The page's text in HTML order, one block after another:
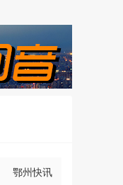
鄂州快讯